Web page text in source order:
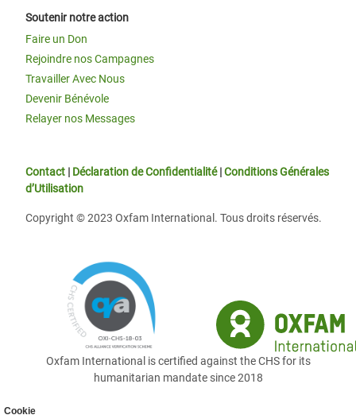
Cookie
Soutenir notre action
Faire un Don
Rejoindre nos Campagnes
Travailler Avec Nous
Devenir Bénévole
Relayer nos Messages
Contact | Déclaration de Confidentialité|Conditions Générales
d’Utilisation
Copyright © 2023 Oxfam International. Tous droits réservés.
Oxfam International is certified against the CHS for its
humanitarian mandate since 2018